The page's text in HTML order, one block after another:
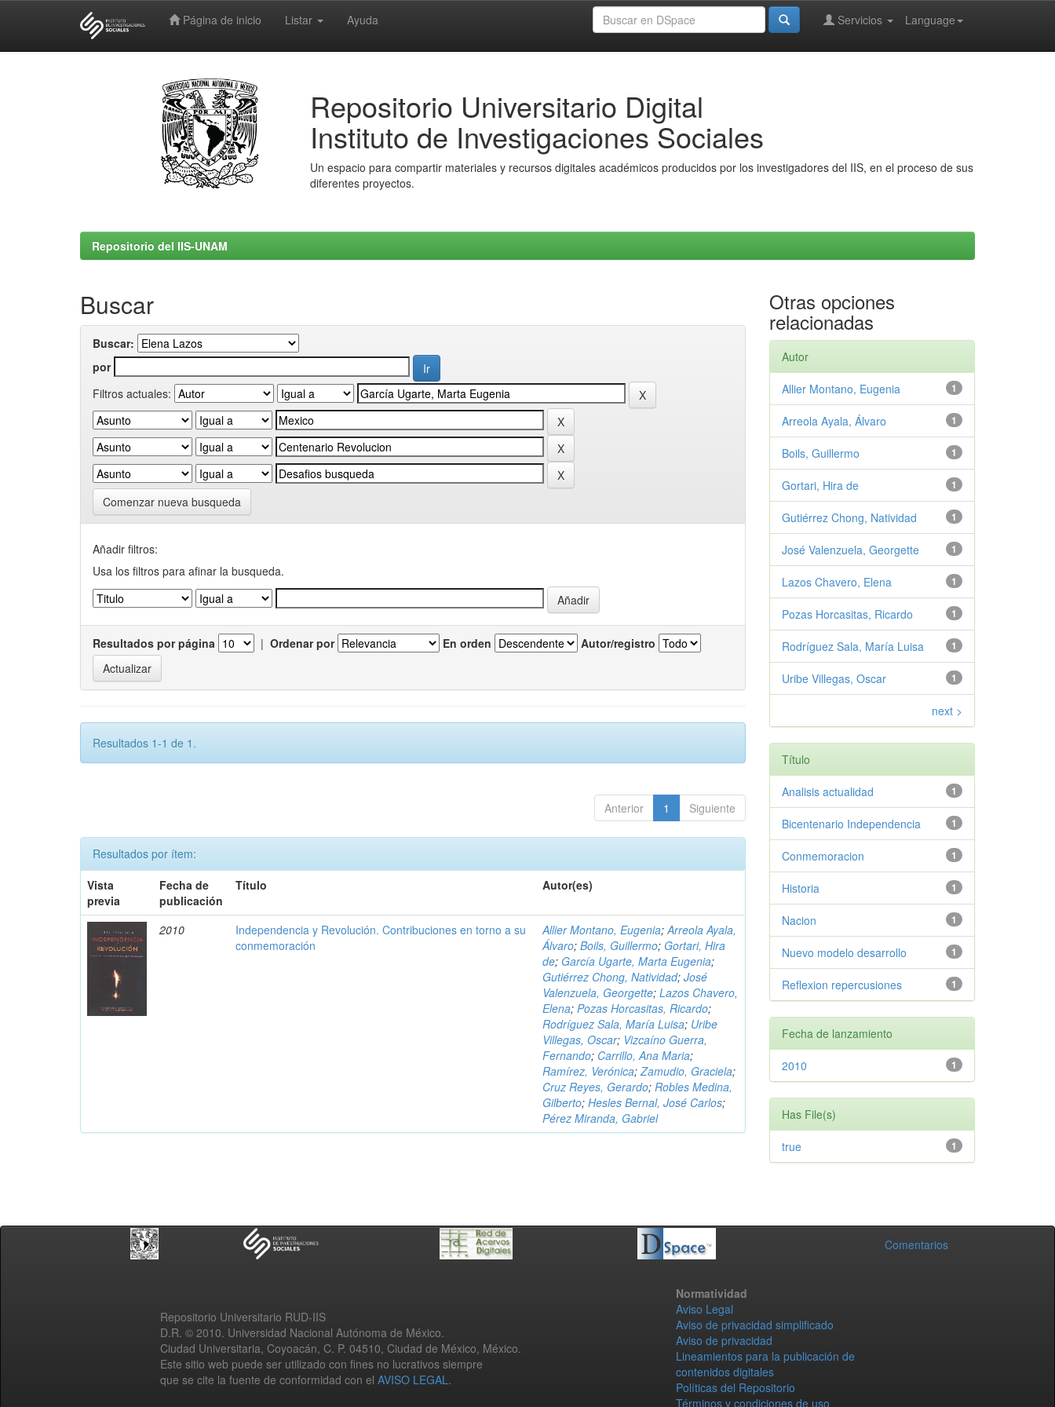
Página de inicio Listar Ayuda Language
Servicios
Repositorio Universitario Digital
Instituto de Investigaciones Sociales
Un espacio para compartir materiales y recursos digitales académicos producidos por los investigadores del IIS, en el proceso de sus
diferentes proyectos.
Repositorio del IIS-UNAM
Buscar
Buscar:
por
Filtros actuales:
Comenzar nueva busqueda
Añadir filtros:
Usa los filtros para afinar la busqueda.
Resultados por página | Ordenar por En orden Autor/registro
Resultados 1-1 de 1.
Anterior 1 Siguiente
Resultados por ítem:
Vista
previa
Fecha de
publicación
Título Autor(es)
2010
Independencia y Revolución. Contribuciones en torno a su
conmemoración
Allier Montano, Eugenia;Arreola Ayala,
Álvaro;Boils, Guillermo; Gortari, Hira
de; García Ugarte, Marta Eugenia;
Gutiérrez Chong, Natividad;José
Valenzuela, Georgette;Lazos Chavero,
Elena;Pozas Horcasitas, Ricardo;
Rodríguez Sala, María Luisa; Uribe
Villegas, Oscar; Vizcaíno Guerra,
Fernando; Carrillo, Ana Maria;
Ramírez, Verónica;Zamudio, Graciela;
Cruz Reyes, Gerardo;Robles Medina,
Gilberto;Hesles Bernal, José Carlos;
Pérez Miranda, Gabriel
Otras opciones
relacionadas
Autor
1
Allier Montano, Eugenia
1
Arreola Ayala, Álvaro
1
Boils, Guillermo
1
Gortari, Hira de
1
Gutiérrez Chong, Natividad
1
José Valenzuela, Georgette
1
Lazos Chavero, Elena
1
Pozas Horcasitas, Ricardo
1
Rodríguez Sala, María Luisa
1
Uribe Villegas, Oscar
next >
Título
1
Analisis actualidad
1
Bicentenario Independencia
1
Conmemoracion
1
Historia
1
Nacion
1
Nuevo modelo desarrollo
1
Reflexion repercusiones
Fecha de lanzamiento
1
2010
Has File(s)
1
true
Comentarios
Repositorio Universitario RUD-IIS
D.R. © 2010. Universidad Nacional Autónoma de México.
Ciudad Universitaria, Coyoacán, C. P. 04510, Ciudad de México, México.
Este sitio web puede ser utilizado con fines no lucrativos siempre
que se cite la fuente de conformidad con el AVISO LEGAL.
Normatividad
Aviso Legal
Aviso de privacidad simplificado
Aviso de privacidad
Lineamientos para la publicación de
contenidos digitales
Políticas del Repositorio
Términos y condiciones de uso